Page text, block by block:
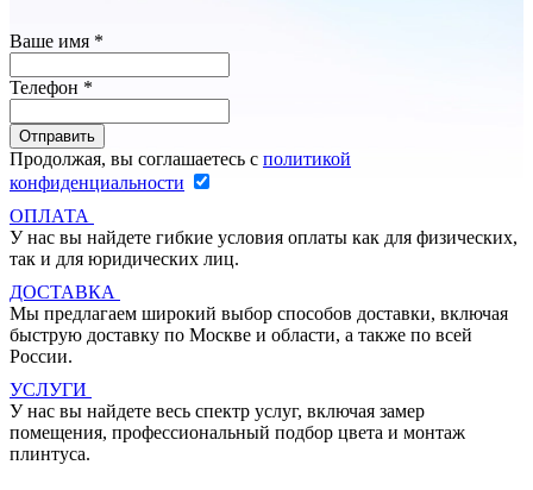
Ваше имя *
Телефон *
Продолжая, вы соглашаетесь с политикой
конфиденциальности
ОПЛАТА
У нас вы найдете гибкие условия оплаты как для физических,
так и для юридических лиц.
ДОСТАВКА
Мы предлагаем широкий выбор способов доставки, включая
быструю доставку по Москве и области, а также по всей
России.
УСЛУГИ
У нас вы найдете весь спектр услуг, включая замер
помещения, профессиональный подбор цвета и монтаж
плинтуса.